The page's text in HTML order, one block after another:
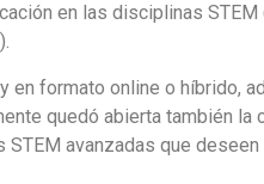
en las disciplinas
en formato online o híbrido,
quedó abierta también la
avanzadas que